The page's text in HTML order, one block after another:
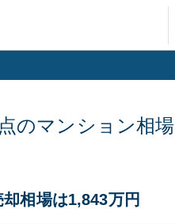
のマンション相場
相場は1,843万円